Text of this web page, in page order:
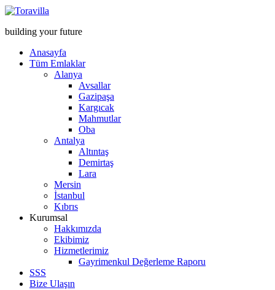
building your future
Anasayfa
Tüm Emlaklar
Alanya
Avsallar
Gazipaşa
Kargıcak
Mahmutlar
Oba
Antalya
Altıntaş
Demirtaş
Lara
Mersin
İstanbul
Kıbrıs
Kurumsal
Hakkımızda
Ekibimiz
Hizmetlerimiz
Gayrimenkul Değerleme Raporu
SSS
Bize Ulaşın